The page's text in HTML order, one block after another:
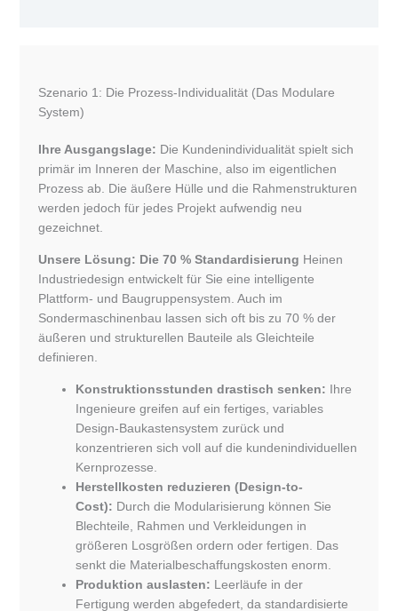
Szenario 1: Die Prozess-Individualität (Das Modulare
System)
Ihre Ausgangslage: Die Kundenindividualität spielt sich
primär im Inneren der Maschine, also im eigentlichen
Prozess ab. Die äußere Hülle und die Rahmenstrukturen
werden jedoch für jedes Projekt aufwendig neu
gezeichnet.
Unsere Lösung: Die 70 % Standardisierung Heinen
Industriedesign entwickelt für Sie eine intelligente
Plattform- und Baugruppensystem. Auch im
Sondermaschinenbau lassen sich oft bis zu 70 % der
äußeren und strukturellen Bauteile als Gleichteile
definieren.
Konstruktionsstunden drastisch senken: Ihre
Ingenieure greifen auf ein fertiges, variables
Design-Baukastensystem zurück und
konzentrieren sich voll auf die kundenindividuellen
Kernprozesse.
Herstellkosten reduzieren (Design-to-
Cost): Durch die Modularisierung können Sie
Blechteile, Rahmen und Verkleidungen in
größeren Losgrößen ordern oder fertigen. Das
senkt die Materialbeschaffungskosten enorm.
Produktion auslasten: Leerläufe in der
Fertigung werden abgefedert, da standardisierte